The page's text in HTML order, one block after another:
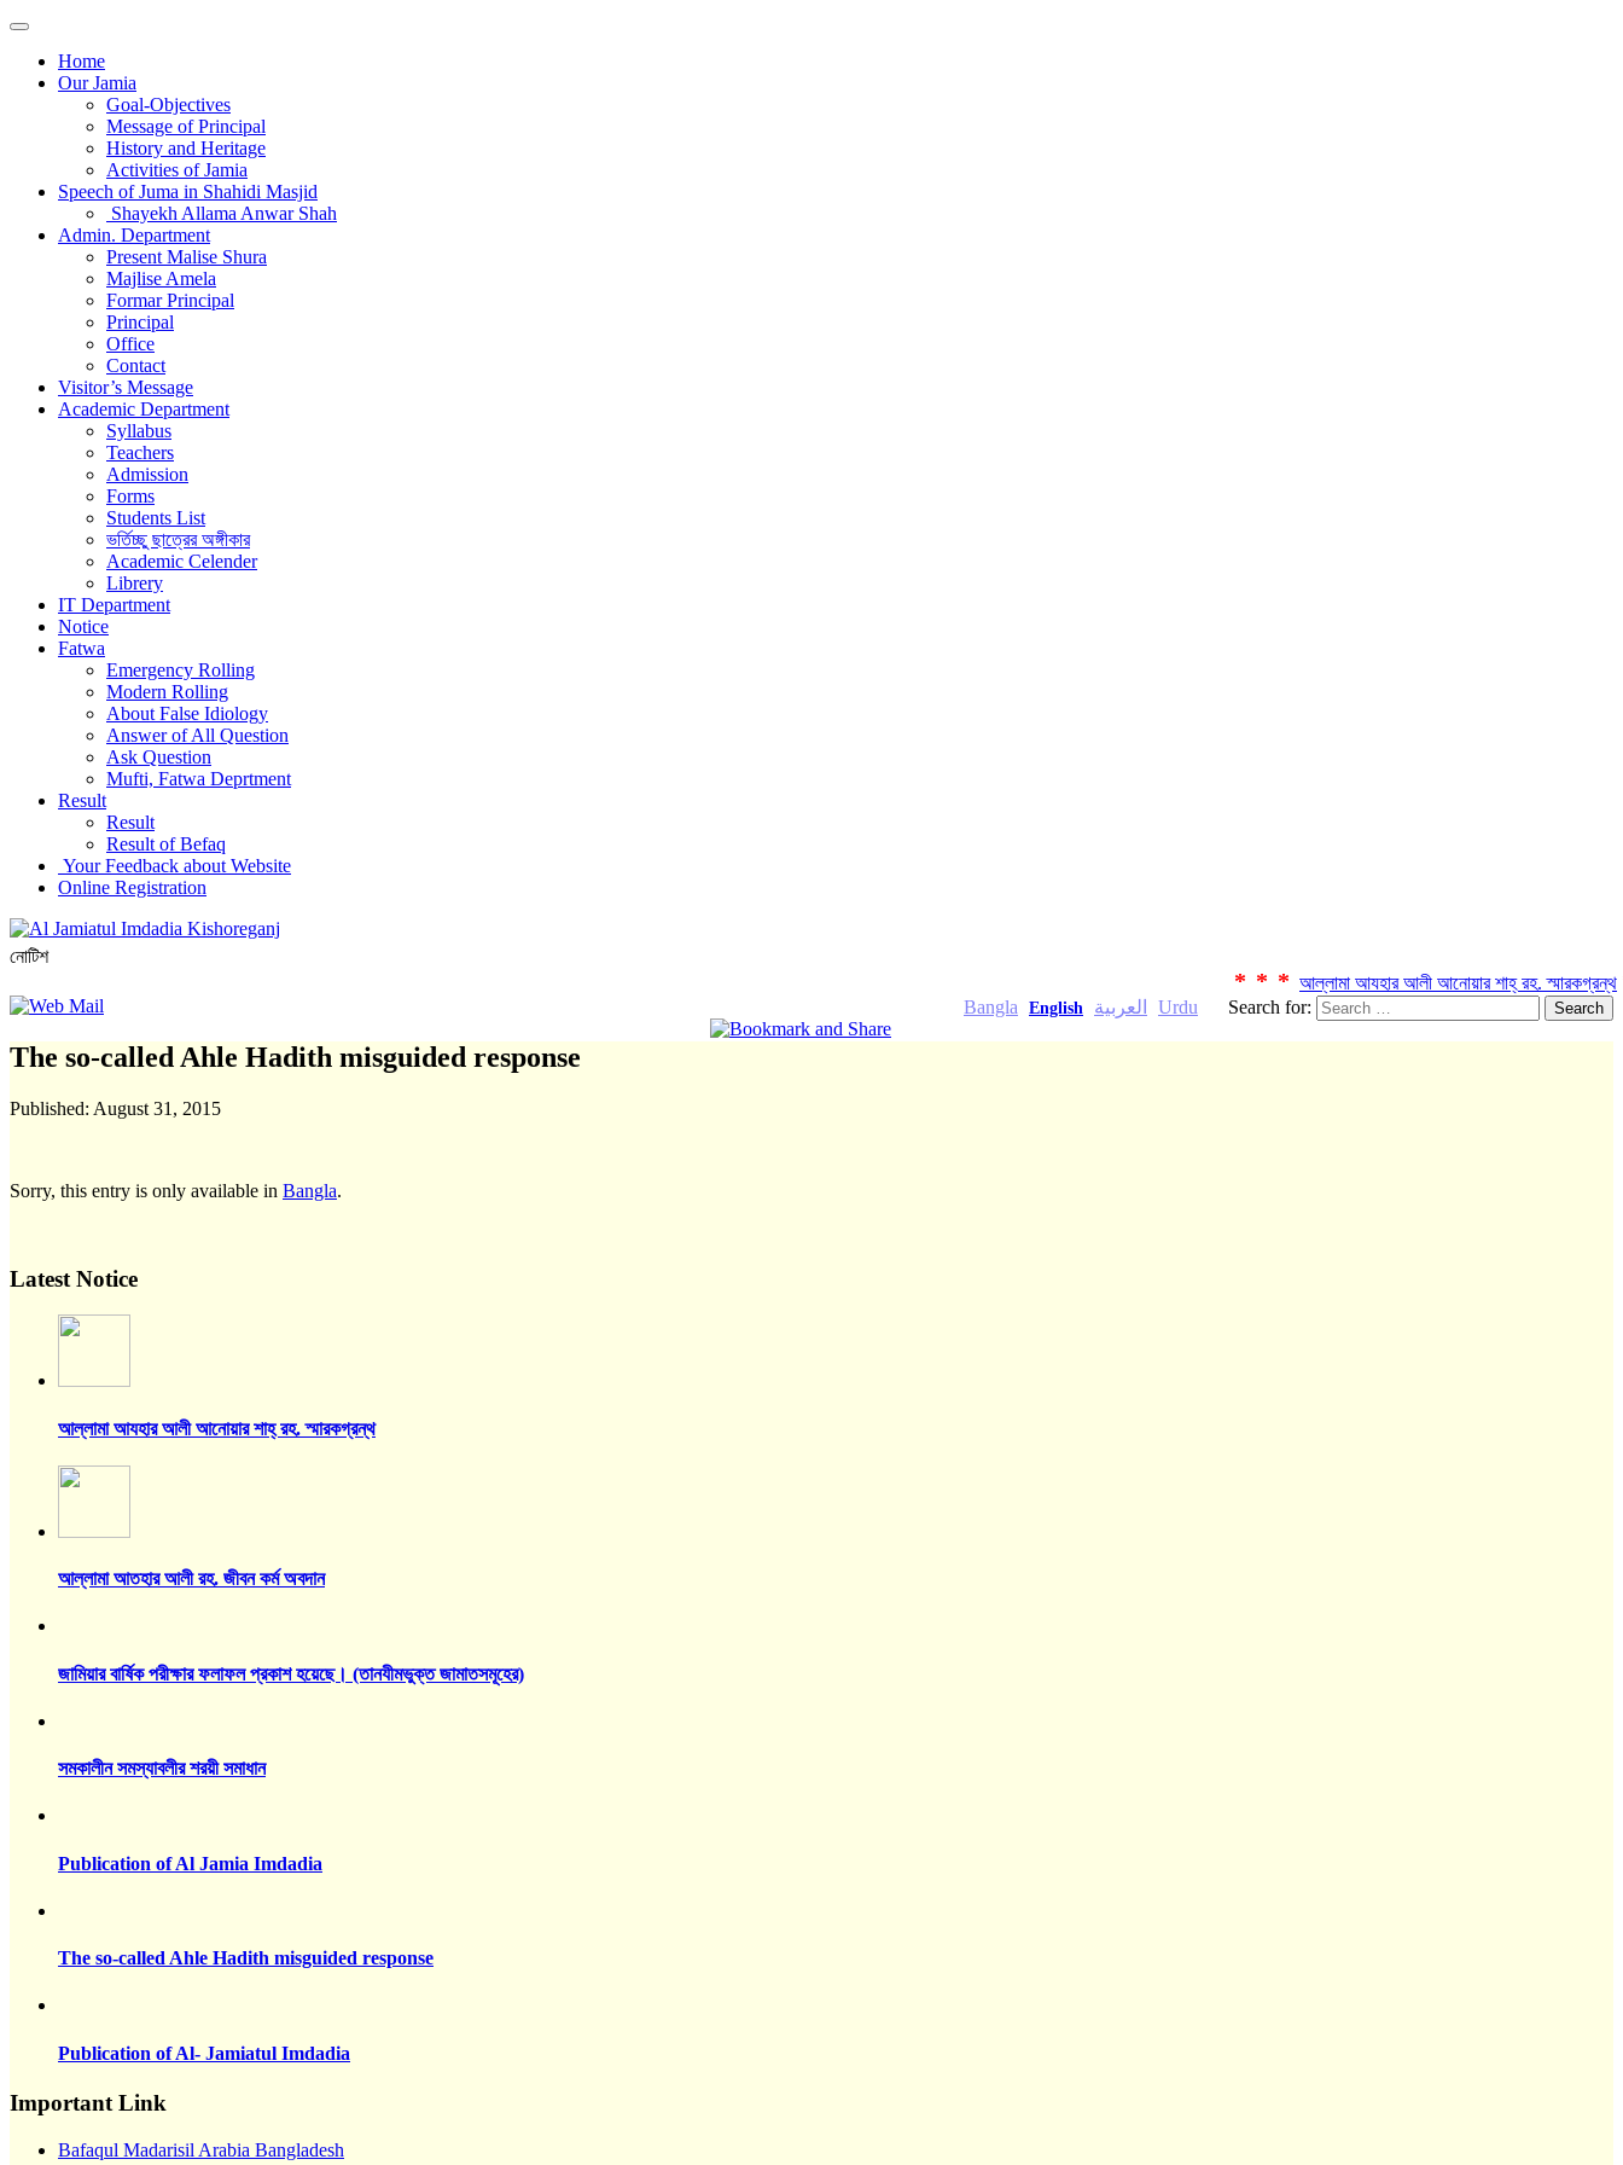
Home
Our Jamia
Goal-Objectives
Message of Principal
History and Heritage
Activities of Jamia
Speech of Juma in Shahidi Masjid
Shayekh Allama Anwar Shah
Admin. Department
Present Malise Shura
Majlise Amela
Formar Principal
Principal
Office
Contact
Visitor’s Message
Academic Department
Syllabus
Teachers
Admission
Forms
Students List
ভর্তিচ্ছু ছাত্রের অঙ্গীকার
Academic Celender
Librery
IT Department
Notice
Fatwa
Emergency Rolling
Modern Rolling
About False Idiology
Answer of All Question
Ask Question
Mufti, Fatwa Deprtment
Result
Result
Result of Befaq
Your Feedback about Website
Online Registration
নোটিশ
***আল্লামা আযহার আলী আনোয়ার শাহ্‌ রহ. স্মারকগ্রন্থ
Search for:
Bangla English العربية Urdu
The so-called Ahle Hadith misguided response
Published: August 31, 2015
Sorry, this entry is only available in Bangla.
Latest Notice
আল্লামা আযহার আলী আনোয়ার শাহ্‌ রহ. স্মারকগ্রন্থ
আল্লামা আতহার আলী রহ. জীবন কর্ম অবদান
জামিয়ার বার্ষিক পরীক্ষার ফলাফল প্রকাশ হয়েছে। (তানযীমভুক্ত জামাতসমূহের)
সমকালীন সমস্যাবলীর শরয়ী সমাধান
Publication of Al Jamia Imdadia
The so-called Ahle Hadith misguided response
Publication of Al- Jamiatul Imdadia
Important Link
Bafaqul Madarisil Arabia Bangladesh